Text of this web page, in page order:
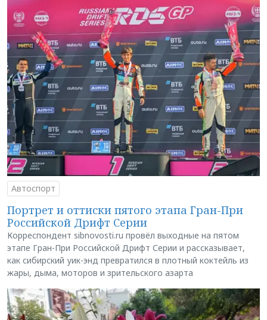
Автоспорт
Портрет и оттиски пятого этапа Гран-При
Российской Дрифт Серии
Корреспондент sibnovosti.ru провёл выходные на пятом
этапе Гран-При Российской Дрифт Серии и рассказывает,
как сибирский уик-энд превратился в плотный коктейль из
жары, дыма, моторов и зрительского азарта